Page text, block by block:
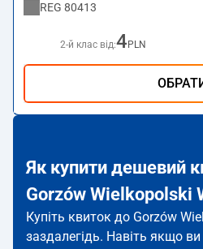
REG 80413
2-й клас від:4 PLN
Як купити дешевий
Gorzów Wielkopolski
Купіть квиток до Gorzów
заздалегідь. Навіть якщо ви